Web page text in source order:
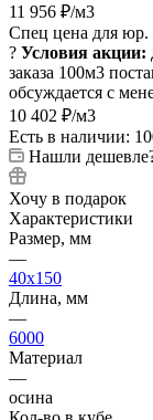
11 956 ₽/м3
Спец цена для юр.
? Условия акции:
заказа 100м3
обсуждается с
10 402 ₽/м3
Есть в наличии:
Нашли
Хочу в подарок
Характеристики
Размер, мм
—
40x150
Длина, мм
—
6000
Материал
—
осина